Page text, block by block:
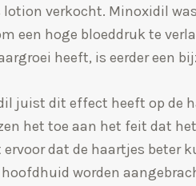
verkocht. Minoxidil
een hoge bloeddruk te
heeft, is eerder een
juist dit effect heeft op de
het toe aan het feit dat
dat de haartjes beter
hoofdhuid worden